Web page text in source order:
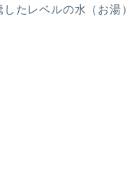
たレベルの水（お湯